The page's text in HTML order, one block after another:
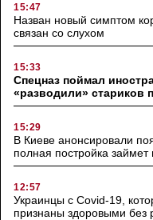
15:47
Назван новый симптом
связан со слухом
15:33
Спецназ поймал
«разводили» стариков
15:29
В Киеве анонсировали
полная постройка займет
12:57
Украинцы с Covid-19,
признаны здоровыми без